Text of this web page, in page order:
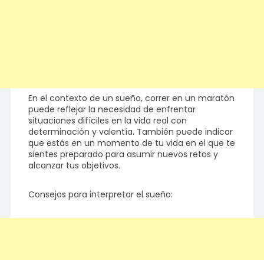
En el contexto de un sueño, correr en un maratón
puede reflejar la necesidad de enfrentar
situaciones difíciles en la vida real con
determinación y valentía. También puede indicar
que estás en un momento de tu vida en el que te
sientes preparado para asumir nuevos retos y
alcanzar tus objetivos.
Consejos para interpretar el sueño: